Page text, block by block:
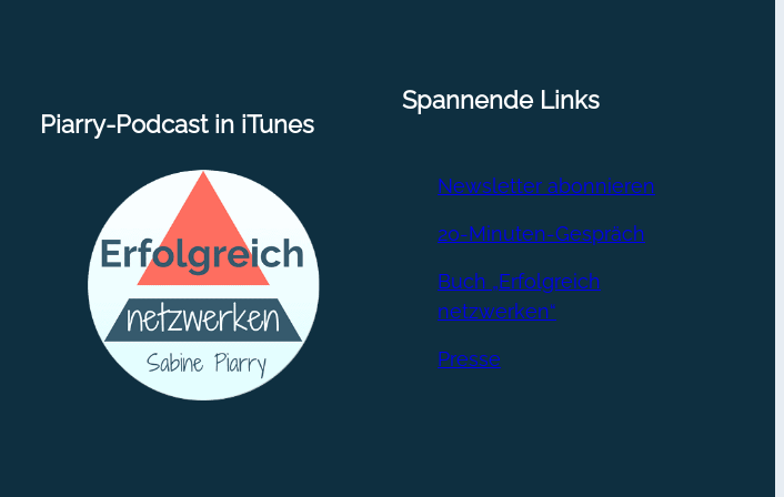
Piarry-Podcast in iTunes
Spannende Links
Newsletter abonnieren
20-Minuten-Gespräch
Buch „Erfolgreich
netzwerken“
Presse